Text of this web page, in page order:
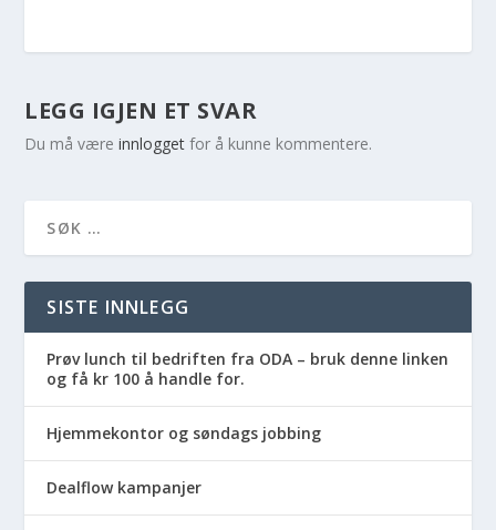
LEGG IGJEN ET SVAR
Du må væreinnlogget for å kunne kommentere.
SISTE INNLEGG
Prøv lunch til bedriften fra ODA – bruk denne linken
og få kr 100 å handle for.
Hjemmekontor og søndags jobbing
Dealflow kampanjer